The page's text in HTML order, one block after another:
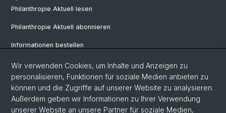
Philanthropie Aktuell lesen
Philanthropie Aktuell abonnieren
Informationen bestellen
Weiterbildungskalender
Anmelden für Weiterbildung
Wir verwenden Cookies, um Inhalte und Anzeigen zu
personalisieren, Funktionen für soziale Medien anbieten zu
können und die Zugriffe auf unserer Website zu analysieren.
Außerdem geben wir Informationen zu Ihrer Verwendung
unserer Website an unsere Partner für soziale Medien,